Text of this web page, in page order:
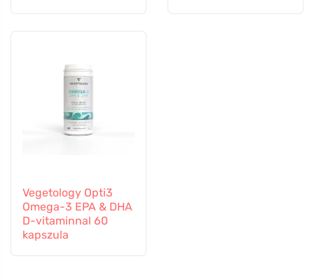
Vegetology Opti3
Omega-3 EPA & DHA
D-vitaminnal 60
kapszula